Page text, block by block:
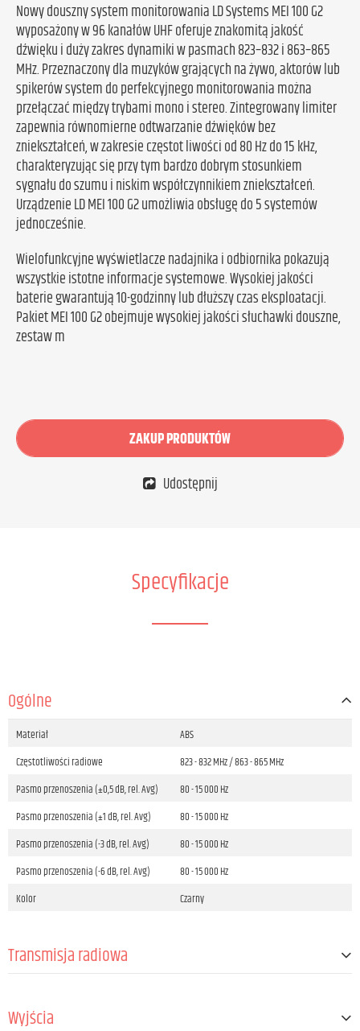
Nowy douszny system monitorowania LD Systems MEI 100 G2
wyposażony w 96 kanałów UHF oferuje znakomitą jakość
dźwięku i duży zakres dynamiki w pasmach 823–832 i 863–865
MHz. Przeznaczony dla muzyków grających na żywo, aktorów lub
spikerów system do perfekcyjnego monitorowania można
przełączać między trybami mono i stereo. Zintegrowany limiter
zapewnia równomierne odtwarzanie dźwięków bez
zniekształceń, w zakresie częstot liwości od 80 Hz do 15 kHz,
charakteryzując się przy tym bardzo dobrym stosunkiem
sygnału do szumu i niskim współczynnikiem zniekształceń.
Urządzenie LD MEI 100 G2 umożliwia obsługę do 5 systemów
jednocześnie.
Wielofunkcyjne wyświetlacze nadajnika i odbiornika pokazują
wszystkie istotne informacje systemowe. Wysokiej jakości
baterie gwarantują 10-godzinny lub dłuższy czas eksploatacji.
Pakiet MEI 100 G2 obejmuje wysokiej jakości słuchawki douszne,
zestaw m
ZAKUP PRODUKTÓW
Udostępnij
Specyfikacje
Ogólne
Materiał
ABS
Częstotliwości radiowe
823 - 832 MHz / 863 - 865 MHz
Pasmo przenoszenia (±0,5 dB, rel. Avg)
80 - 15 000 Hz
Pasmo przenoszenia (±1 dB, rel. Avg)
80 - 15 000 Hz
Pasmo przenoszenia (-3 dB, rel. Avg)
80 - 15 000 Hz
Pasmo przenoszenia (-6 dB, rel. Avg)
80 - 15 000 Hz
Kolor
Czarny
Transmisja radiowa
Kanały
Wyjścia